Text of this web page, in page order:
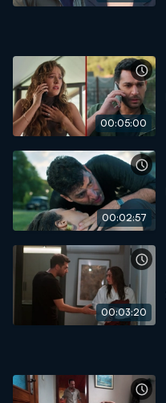
00:05:00
00:02:57
00:03:20